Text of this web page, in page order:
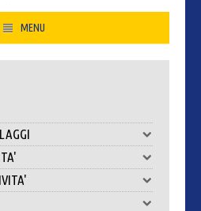
MENU
HOME
SIAMO